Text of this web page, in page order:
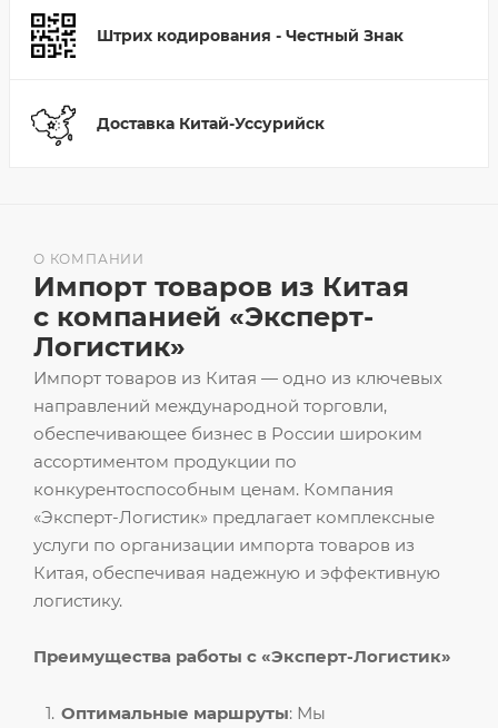
Штрих кодирования - Честный Знак
Доставка Китай-Уссурийск
Импорт товаров из Китая — одно из ключевых
направлений международной торговли,
обеспечивающее бизнес в России широким
ассортиментом продукции по
конкурентоспособным ценам. Компания
«Эксперт-Логистик» предлагает комплексные
услуги по организации импорта товаров из
Китая, обеспечивая надежную и эффективную
логистику.
Преимущества работы с «Эксперт-Логистик»
Оптимальные маршруты: Мы
О КОМПАНИИ
Импорт товаров из Китая
с компанией «Эксперт-
Логистик»